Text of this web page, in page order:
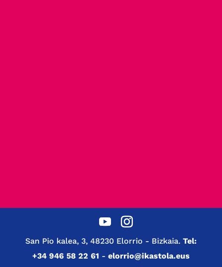
San Pio kalea, 3, 48230 Elorrio - Bizkaia. Tel:
+34 946 58 22 61 - elorrio@ikastola.eus